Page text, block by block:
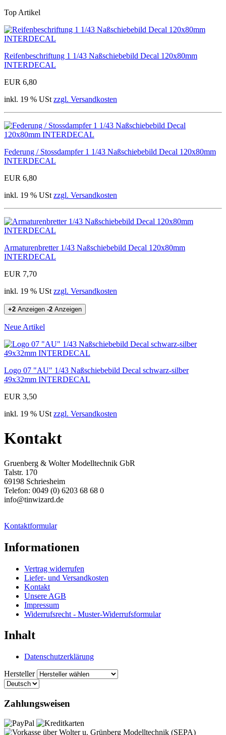
Top Artikel
Reifenbeschriftung 1 1/43 Naßschiebebild Decal 120x80mm
INTERDECAL
EUR 6,80
inkl. 19 % USt zzgl. Versandkosten
Federung / Stossdampfer 1 1/43 Naßschiebebild Decal 120x80mm
INTERDECAL
EUR 6,80
inkl. 19 % USt zzgl. Versandkosten
Armaturenbretter 1/43 Naßschiebebild Decal 120x80mm
INTERDECAL
EUR 7,70
inkl. 19 % USt zzgl. Versandkosten
+2 Anzeigen -2 Anzeigen
Neue Artikel
Logo 07 "AU" 1/43 Naßschiebebild Decal schwarz-silber
49x32mm INTERDECAL
EUR 3,50
inkl. 19 % USt zzgl. Versandkosten
Kontakt
Gruenberg & Wolter Modelltechnik GbR
Talstr. 170
69198 Schriesheim
Telefon: 0049 (0) 6203 68 68 0
info@tinwizard.de
Kontaktformular
Informationen
Vertrag widerrufen
Liefer- und Versandkosten
Kontakt
Unsere AGB
Impressum
Widerrufsrecht - Muster-Widerrufsformular
Inhalt
Datenschutzerklärung
Hersteller
Zahlungsweisen